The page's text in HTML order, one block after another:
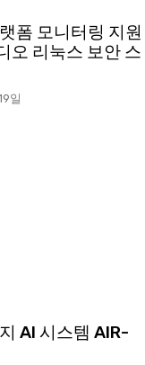
폼 모니터링 지원
오 리눅스 보안 스
일
AI 시스템 AIR-